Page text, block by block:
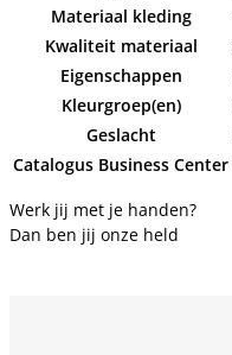
Materiaal kleding
Kwaliteit materiaal
Eigenschappen
Kleurgroep(en)
Geslacht
Catalogus Business Center
Werk jij met je handen?
Dan ben jij onze held